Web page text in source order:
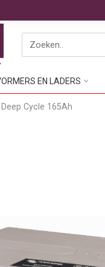
EN LADERS
Cycle 165Ah